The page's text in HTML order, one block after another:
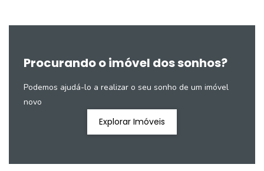
Procurando o imóvel dos sonhos?
Podemos ajudá-lo a realizar o seu sonho de um imóvel
novo
Explorar Imóveis